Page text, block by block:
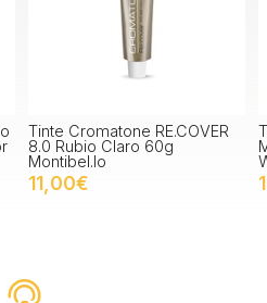
Tinte Illumina Color Rubio
Medio Perla Ceniza 7/81
Wella
14,20€